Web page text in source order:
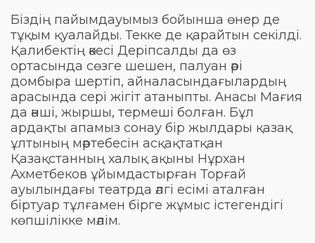
Біздің пайымдауымыз бойынша өнер де
тұқым қуалайды. Текке де қарайтын секілді.
Қалибектің әкесі Деріпсалды да өз
ортасында сөзге шешен, палуан әрі
домбыра шертіп, айналасындағылардың
арасында сері жігіт атаныпты. Анасы Мағия
да әнші, жыршы, термеші болған. Бұл
ардақты апамыз сонау бір жылдары қазақ
ұлтының мәртебесін асқақтатқан
Қазақстанның халық ақыны Нұрхан
Ахметбеков ұйымдастырған Торғай
ауылындағы театрда әлгі есімі аталған
біртуар тұлғамен бірге жұмыс істегендігі
көпшілікке мәлім.